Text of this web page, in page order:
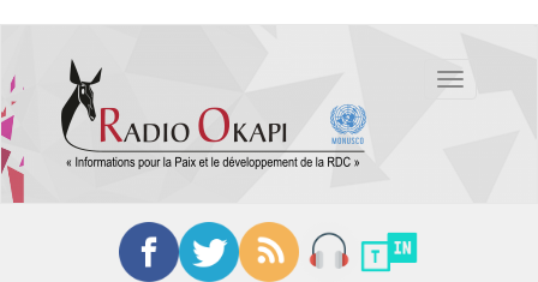
contenu
principal
Toggle